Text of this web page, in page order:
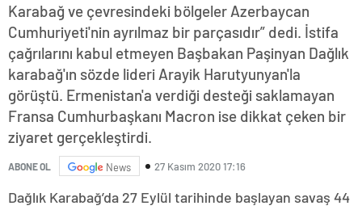
Karabağ ve çevresindeki bölgeler Azerbaycan
Cumhuriyeti'nin ayrılmaz bir parçasıdır” dedi. İstifa
çağrılarını kabul etmeyen Başbakan Paşinyan Dağlık
karabağ'ın sözde lideri Arayik Harutyunyan'la
görüştü. Ermenistan'a verdiği desteği saklamayan
Fransa Cumhurbaşkanı Macron ise dikkat çeken bir
ziyaret gerçekleştirdi.
ABONE OL News 27 Kasım 2020 17:16
Dağlık Karabağ’da 27 Eylül tarihinde başlayan savaş 44